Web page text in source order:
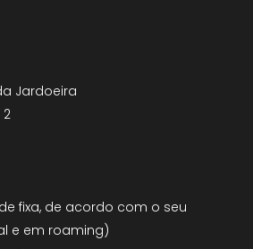
Jardoeira
2
fixa, de acordo com o seu
e em roaming)